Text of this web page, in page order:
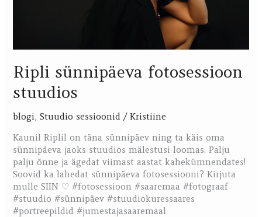
Ripli sünnipäeva fotosessioon
stuudios
blogi,Stuudio sessioonid /Kristiine
Kaunil Riplil on täna sünnipäev ning ta käis oma
sünnipäeva jaoks stuudios mälestusi loomas. Palju
palju õnne ja ägedat viimast aastat kahekümnendates!
Soovid ka lahedat sünnipäeva fotosessiooni? Kirjuta
mulle SIIN ♡ #fotosessioon #saaremaa #fotograaf
#stuudio #sünnipäev #stuudiokuressaares
#portreepildid #jumestajasaaremaal